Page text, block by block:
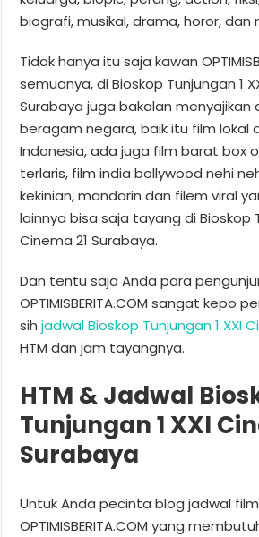
biografi, musikal, drama, horor, dan
Tidak hanya itu saja kawan
semuanya, di Bioskop Tunjungan 1
Surabaya juga bakalan menyajikan
beragam negara, baik itu film lokal
Indonesia, ada juga film barat box
terlaris, film india bollywood nehi
kekinian, mandarin dan filem viral
lainnya bisa saja tayang di Bioskop
Cinema 21 Surabaya.
Dan tentu saja Anda para
OPTIMISBERITA.COM sangat kepo
sihjadwal Bioskop Tunjungan 1 XXI
HTM dan jam tayangnya.
HTM & Jadwal
Tunjungan 1 XXI
Surabaya
Untuk Anda pecinta blog jadwal
OPTIMISBERITA.COM yang